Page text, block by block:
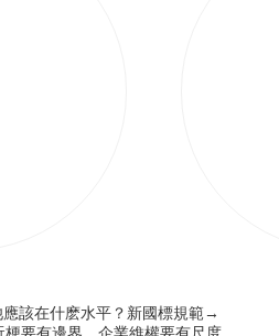
該在什麽水平？新國標規範→
要有邊界，企業維權要有尺度